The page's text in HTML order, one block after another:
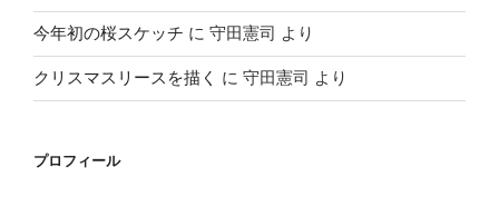
今年初の桜スケッチ に 守田憲司 より
クリスマスリースを描く に 守田憲司 より
プロフィール